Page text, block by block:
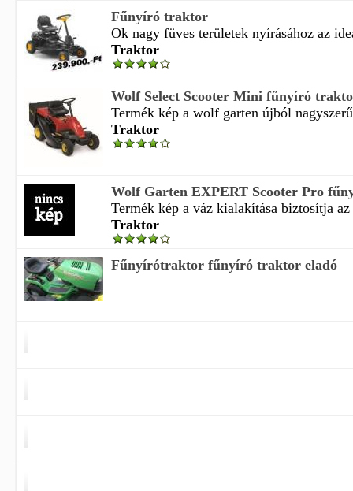
Fűnyíró traktor
Ok nagy füves területek nyírásához az
Traktor
Wolf Select Scooter Mini fűnyíró
Termék kép a wolf garten újból
Traktor
Wolf Garten EXPERT Scooter Pro
Termék kép a váz kialakítása biztosítja az
Traktor
Fűnyírótraktor fűnyíró traktor eladó